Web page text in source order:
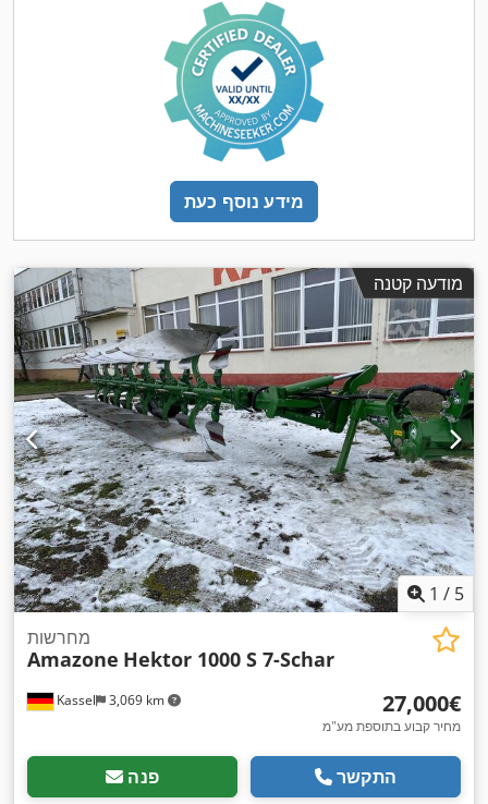
מידע נוסף כעת
מודעה קטנה
1 / 5
Kassel 3,069 km
מחרשות
Amazone Hektor 1000 S 7-Schar
‏27,000 ‏€
מחיר קבוע בתוספת מע"מ
פנה התקשר